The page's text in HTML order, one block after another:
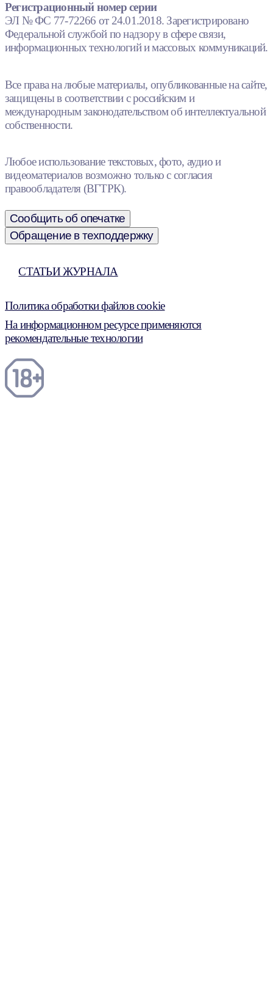
Регистрационный номер серии
ЭЛ № ФС 77-72266 от 24.01.2018. Зарегистрировано
Федеральной службой по надзору в сфере связи,
информационных технологий и массовых коммуникаций.
Все права на любые материалы, опубликованные на сайте,
защищены в соответствии с российским и
международным законодательством об интеллектуальной
собственности.
Любое использование текстовых, фото, аудио и
видеоматериалов возможно только с согласия
правообладателя (ВГТРК).
Сообщить об опечатке
Обращение в техподдержку
СТАТЬИ ЖУРНАЛА
Политика обработки файлов cookie
На информационном ресурсе применяются
рекомендательные технологии